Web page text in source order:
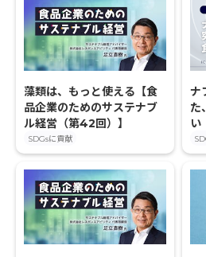
藻類は、もっと使える【食
品企業のためのサステナブ
ル経営（第42回）】
SDGsに貢献
ナ
た
い